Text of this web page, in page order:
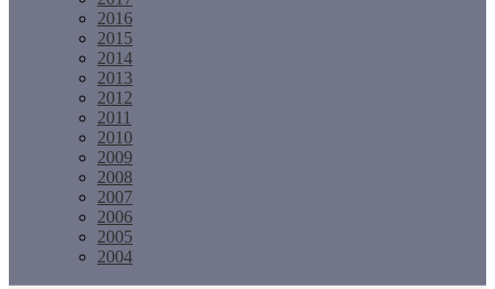
2016
2015
2014
2013
2012
2011
2010
2009
2008
2007
2006
2005
2004